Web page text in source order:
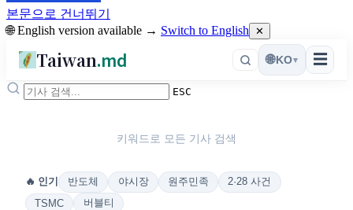
본문으로 건너뛰기
🌐 English version available → Switch to English ✕
Taiwan.md ☰
🌐KO▾
ESC
키워드로 모든 기사 검색
🔥 인기 반도체 야시장 원주민족
2·28 사건
TSMC
버블티